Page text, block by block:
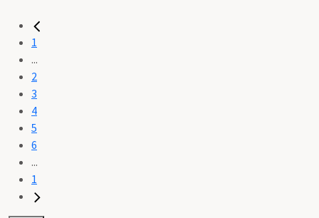
1
...
2
3
4
5
6
...
1